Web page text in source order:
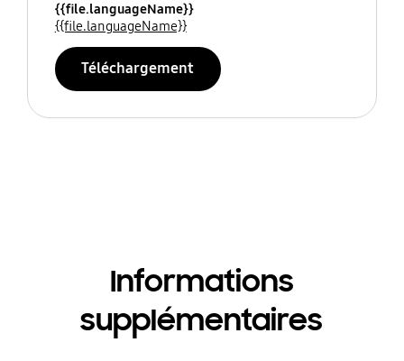
{{file.languageName}}
{{file.languageName}}
Téléchargement
Informations
supplémentaires